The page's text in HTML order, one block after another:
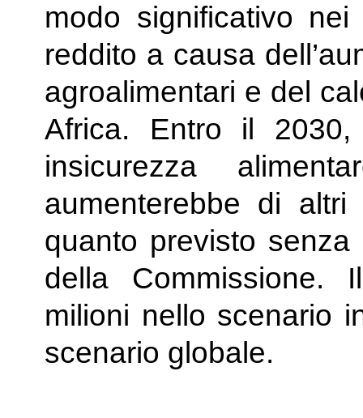
modo significativo
reddito a causa
agroalimentari e del
Africa. Entro il
insicurezza
aumenterebbe di
quanto previsto senza
della Commissione.
milioni nello scenario
scenario globale.